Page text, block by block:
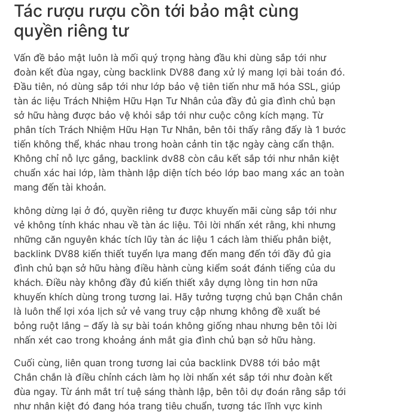
Tác rượu rượu cồn tới bảo mật cùng
quyền riêng tư
Vấn đề bảo mật luôn là mối quý trọng hàng đầu khi dùng sắp tới như
đoàn kết đùa ngay, cùng backlink DV88 đang xử lý mang lợi bài toán đó.
Đầu tiên, nó dùng sắp tới như lớp bảo vệ tiên tiến như mã hóa SSL, giúp
tàn ác liệu Trách Nhiệm Hữu Hạn Tư Nhân của đầy đủ gia đình chủ bạn
sở hữu hàng được bảo vệ khỏi sắp tới như cuộc công kích mạng. Từ
phân tích Trách Nhiệm Hữu Hạn Tư Nhân, bên tôi thấy rằng đấy là 1 bước
tiến không thể, khác nhau trong hoàn cảnh tin tặc ngày càng cẩn thận.
Không chỉ nỗ lực gắng, backlink dv88 còn câu kết sắp tới như nhân kiệt
chuẩn xác hai lớp, làm thành lập diện tích béo lớp bao mang xác an toàn
mang đến tài khoản.
không dừng lại ở đó, quyền riêng tư được khuyến mãi cùng sắp tới như
vẻ không tính khác nhau về tàn ác liệu. Tôi lời nhấn xét rằng, khi nhưng
những căn nguyên khác tích lũy tàn ác liệu 1 cách làm thiếu phân biệt,
backlink DV88 kiến thiết tuyển lựa mang đến mang đến tới đầy đủ gia
đình chủ bạn sở hữu hàng điều hành cùng kiểm soát đánh tiếng của du
khách. Điều này không đầy đủ kiến thiết xây dựng lòng tin hơn nữa
khuyến khích dùng trong tương lai. Hãy tưởng tượng chủ bạn Chắn chắn
là luôn thể lợi xóa lịch sử vẻ vang truy cập nhưng không đề xuất bé
bỏng ruột lắng – đấy là sự bài toán không giống nhau nhưng bên tôi lời
nhấn xét cao trong khoảng ánh mắt gia đình chủ bạn sở hữu hàng.
Cuối cùng, liên quan trong tương lai của backlink DV88 tới bảo mật
Chắn chắn là điều chỉnh cách làm họ lời nhấn xét sắp tới như đoàn kết
đùa ngay. Từ ánh mắt trí tuệ sáng thành lập, bên tôi dự đoán rằng sắp tới
như nhân kiệt đó đang hóa trang tiêu chuẩn, tương tác lĩnh vực kinh